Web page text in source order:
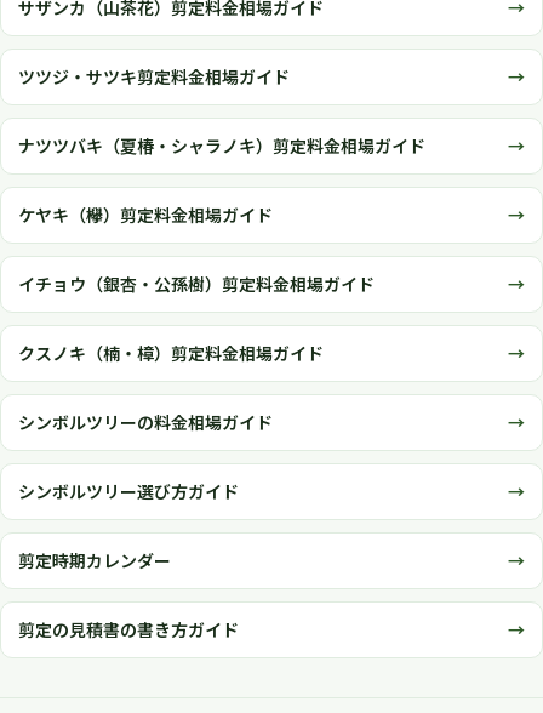
サザンカ（山茶花）剪定料金相場ガイド
ツツジ・サツキ剪定料金相場ガイド
ナツツバキ（夏椿・シャラノキ）剪定料金相場ガイド
ケヤキ（欅）剪定料金相場ガイド
イチョウ（銀杏・公孫樹）剪定料金相場ガイド
クスノキ（楠・樟）剪定料金相場ガイド
シンボルツリーの料金相場ガイド
シンボルツリー選び方ガイド
剪定時期カレンダー
剪定の見積書の書き方ガイド